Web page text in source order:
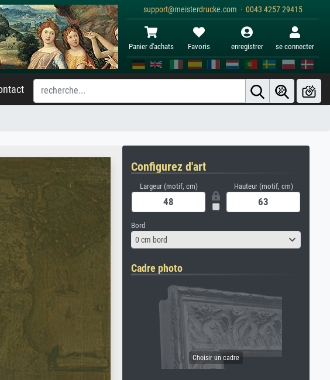
support@meisterdrucke.com · 0043 4257 29415
Panier d'achats Favoris enregistrer se connecter
Configurez d'art
Largeur (motif, cm) Hauteur (motif, cm)
Bord
0 cm bord
Cadre photo